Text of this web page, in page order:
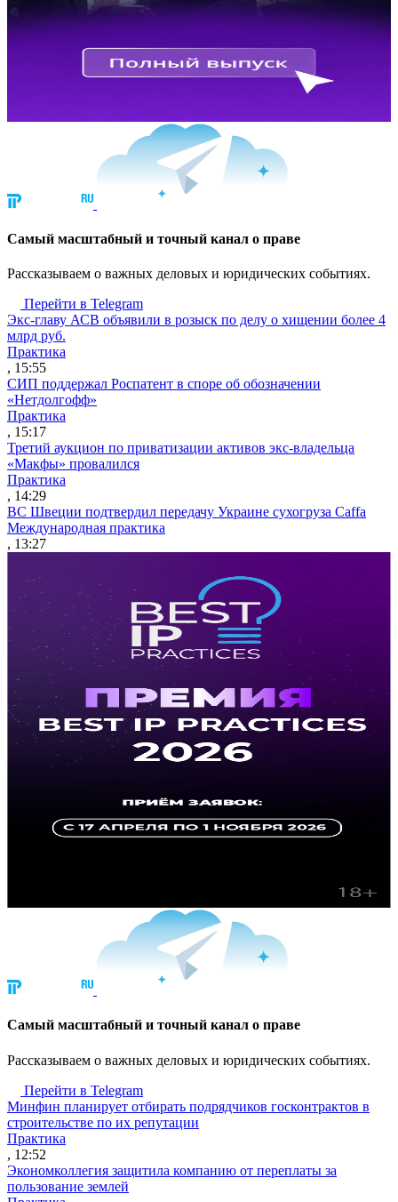
Cамый масштабный и точный канал о праве
Рассказываем о важных деловых и юридических событиях.
Перейти в Telegram
Экс-главу АСВ объявили в розыск по делу о хищении более 4
млрд руб.
Практика
, 15:55
СИП поддержал Роспатент в споре об обозначении
«Нетдолгофф»
Практика
, 15:17
Третий аукцион по приватизации активов экс-владельца
«Макфы» провалился
Практика
, 14:29
ВС Швеции подтвердил передачу Украине сухогруза Caffa
Международная практика
, 13:27
Cамый масштабный и точный канал о праве
Рассказываем о важных деловых и юридических событиях.
Перейти в Telegram
Минфин планирует отбирать подрядчиков госконтрактов в
строительстве по их репутации
Практика
, 12:52
Экономколлегия защитила компанию от переплаты за
пользование землей